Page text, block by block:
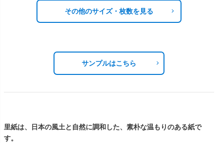
その他のサイズ・枚数を見る
サンプルはこちら
里紙は、日本の風土と自然に調和した、素朴な温もりのある紙で
す。